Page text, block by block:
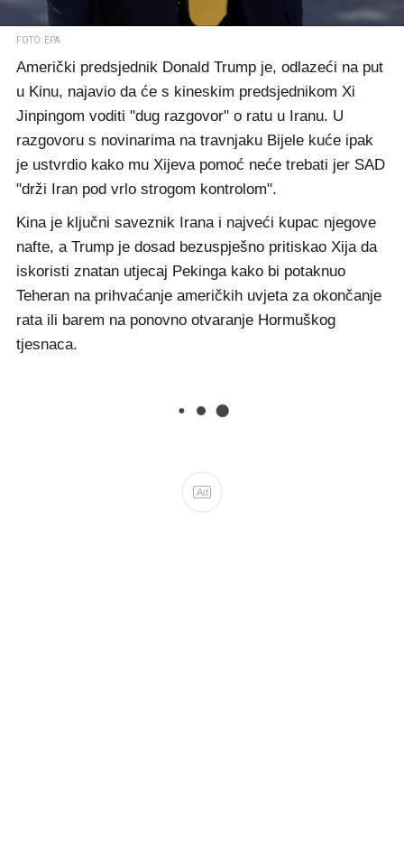
FOTO: EPA
Američki predsjednik Donald Trump je, odlazeći na put
u Kinu, najavio da će s kineskim predsjednikom Xi
Jinpingom voditi "dug razgovor" o ratu u Iranu. U
razgovoru s novinarima na travnjaku Bijele kuće ipak
je ustvrdio kako mu Xijeva pomoć neće trebati jer SAD
"drži Iran pod vrlo strogom kontrolom".
Kina je ključni saveznik Irana i najveći kupac njegove
nafte, a Trump je dosad bezuspješno pritiskao Xija da
iskoristi znatan utjecaj Pekinga kako bi potaknuo
Teheran na prihvaćanje američkih uvjeta za okončanje
rata ili barem na ponovno otvaranje Hormuškog
tjesnaca.
Ad